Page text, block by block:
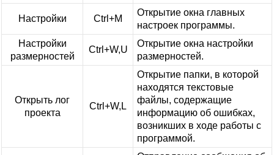
Настройки Ctrl+M
Открытие окна главных
настроек программы.
Настройки
размерностей
Ctrl+W,U
Открытие окна настройки
размерностей.
Открыть лог
проекта
Ctrl+W,L
Открытие папки, в которой
находятся текстовые
файлы, содержащие
информацию об ошибках,
возникших в ходе работы с
программой.